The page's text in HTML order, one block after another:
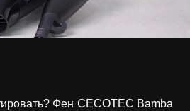
Фен CECOTEC Bamba